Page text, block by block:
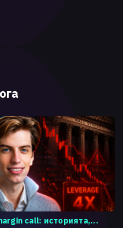
call: историята,...